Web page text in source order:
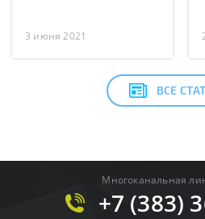
3 июня 2021
ВСЕ
Многоканальная
+7 (383)